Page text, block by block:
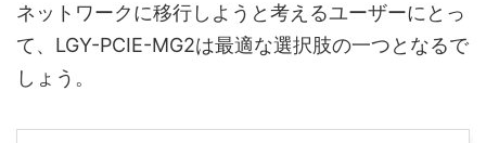
ネットワークに移行しようと考えるユーザーにとっ
て、LGY-PCIE-MG2は最適な選択肢の一つとなるで
しょう。